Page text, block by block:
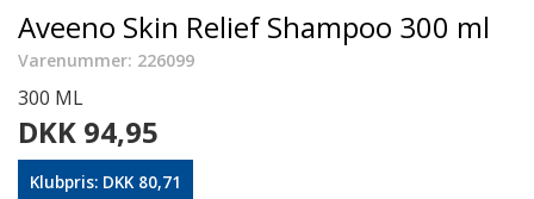
Aveeno Skin Relief Shampoo 300 ml
Varenummer: 226099
300 ML
DKK 94,95
Klubpris: DKK 80,71